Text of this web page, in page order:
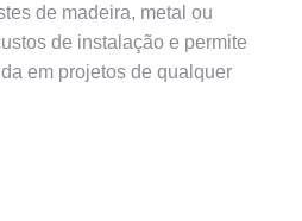
de madeira, metal ou
de instalação e permite
em projetos de qualquer